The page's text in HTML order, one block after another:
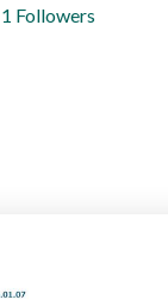
1 Followers